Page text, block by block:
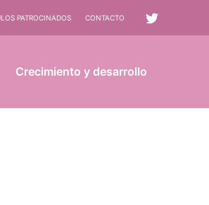
PATROCINADOS CONTACTO
Crecimiento y desarrollo